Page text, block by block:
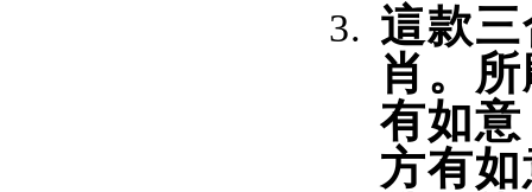
這款
肖。
有如
方有